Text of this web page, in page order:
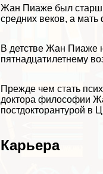
Жан Пиаже был
средних веков, а
В детстве Жан Пиаже
пятнадцатилетнему
Прежде чем стать
доктора философии
постдокторантурой в
Карьера